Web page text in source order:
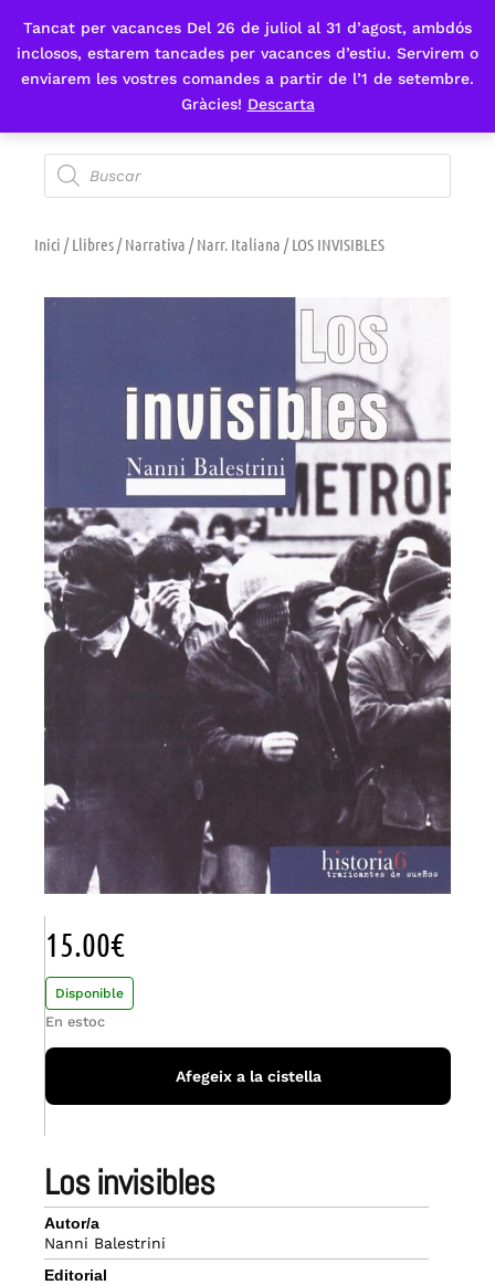
Tancat per vacances Del 26 de juliol al 31 d’agost, ambdós
inclosos, estarem tancades per vacances d’estiu. Servirem o
enviarem les vostres comandes a partir de l’1 de setembre.
Gràcies! Descarta
Fes-te'n sòcia
Inici /Llibres/Narrativa /Narr. Italiana / LOS INVISIBLES
los invisibles
Autor/a
Nanni Balestrini
Editorial
15.00€
Disponible
En estoc
Afegeix a la cistella